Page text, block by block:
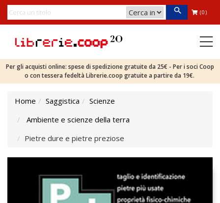
(0)
Per gli acquisti online: spese di spedizione gratuite da 25€ - Per i soci Coop
o con tessera fedeltà Librerie.coop gratuite a partire da 19€.
Home Saggistica
Scienze
Ambiente e scienze della terra
Pietre dure e pietre preziose